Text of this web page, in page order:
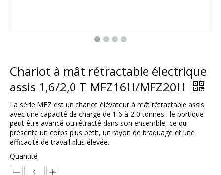
Chariot à mât rétractable électrique
assis 1,6/2,0 T MFZ16H/MFZ20H
La série MFZ est un chariot élévateur à mât rétractable assis
avec une capacité de charge de 1,6 à 2,0 tonnes ; le portique
peut être avancé ou rétracté dans son ensemble, ce qui
présente un corps plus petit, un rayon de braquage et une
efficacité de travail plus élevée.
Quantité: